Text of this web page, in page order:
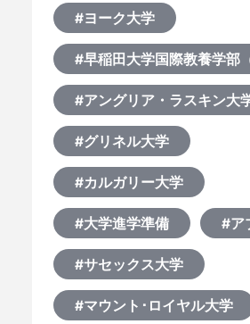
#ヨーク大学
#早稲田大学国際教養学部
#アングリア・ラスキン大
#グリネル大学
#カルガリー大学
#大学進学準備 #ア
#サセックス大学
#マウント･ロイヤル大学